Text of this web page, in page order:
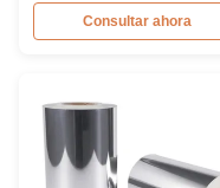
laminadora térmica
blanda A3 A4 5R 4R 3R
Consultar ahora